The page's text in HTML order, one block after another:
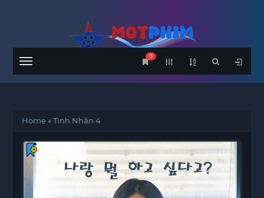
Menu
0
Home»Tình Nhân 4